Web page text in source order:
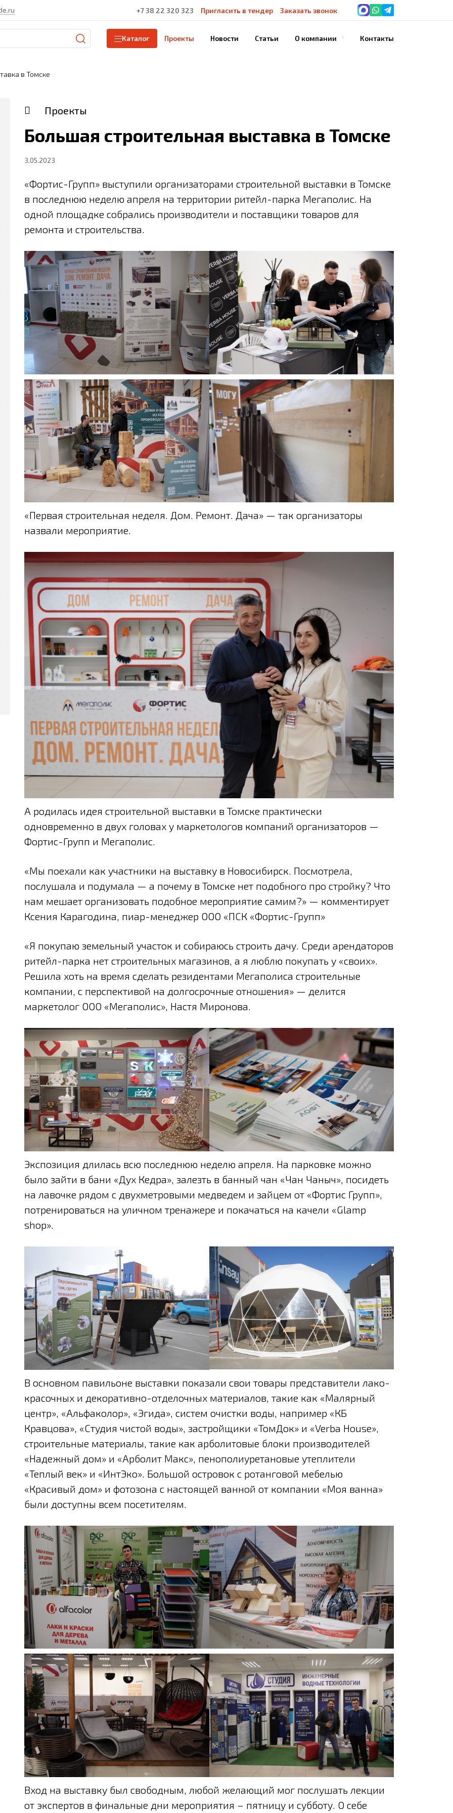
+7 38 22 320 323 Пригласить в тендер Заказать звонок
Каталог Проекты Новости Статьи О компании Контакты
в Томске
Проекты
Большая строительная выставка в Томске
3.05.2023
«Фортис-Групп» выступили организаторами строительной выставки в Томске
в последнюю неделю апреля на территории ритейл-парка Мегаполис. На
одной площадке собрались производители и поставщики товаров для
ремонта и строительства.
«Первая строительная неделя. Дом. Ремонт. Дача» — так организаторы
назвали мероприятие.
А родилась идея строительной выставки в Томске практически
одновременно в двух головах у маркетологов компаний организаторов —
Фортис-Групп и Мегаполис.
«Мы поехали как участники на выставку в Новосибирск. Посмотрела,
послушала и подумала — а почему в Томске нет подобного про стройку? Что
нам мешает организовать подобное мероприятие самим?» — комментирует
Ксения Карагодина, пиар-менеджер ООО «ПСК «Фортис-Групп»
«Я покупаю земельный участок и собираюсь строить дачу. Среди арендаторов
ритейл-парка нет строительных магазинов, а я люблю покупать у «своих».
Решила хоть на время сделать резидентами Мегаполиса строительные
компании, с перспективой на долгосрочные отношения» — делится
маркетолог ООО «Мегаполис», Настя Миронова.
Экспозиция длилась всю последнюю неделю апреля. На парковке можно
было зайти в бани «Дух Кедра», залезть в банный чан «Чан Чаныч», посидеть
на лавочке рядом с двухметровыми медведем и зайцем от «Фортис Групп»,
потренироваться на уличном тренажере и покачаться на качели «Glamp
shop».
В основном павильоне выставки показали свои товары представители лако-
красочных и декоративно-отделочных материалов, такие как «Малярный
центр», «Альфаколор», «Эгида», систем очистки воды, например «КБ
Кравцова», «Студия чистой воды», застройщики «ТомДок» и «Verba House»,
строительные материалы, такие как арболитовые блоки производителей
«Надежный дом» и «Арболит Макс», пенополиуретановые утеплители
«Теплый век» и «ИнтЭко». Большой островок с ротанговой мебелью
«Красивый дом» и фотозона с настоящей ванной от компании «Моя ванна»
были доступны всем посетителям.
Вход на выставку был свободным, любой желающий мог послушать лекции
от экспертов в финальные дни мероприятия – пятницу и субботу. О себе